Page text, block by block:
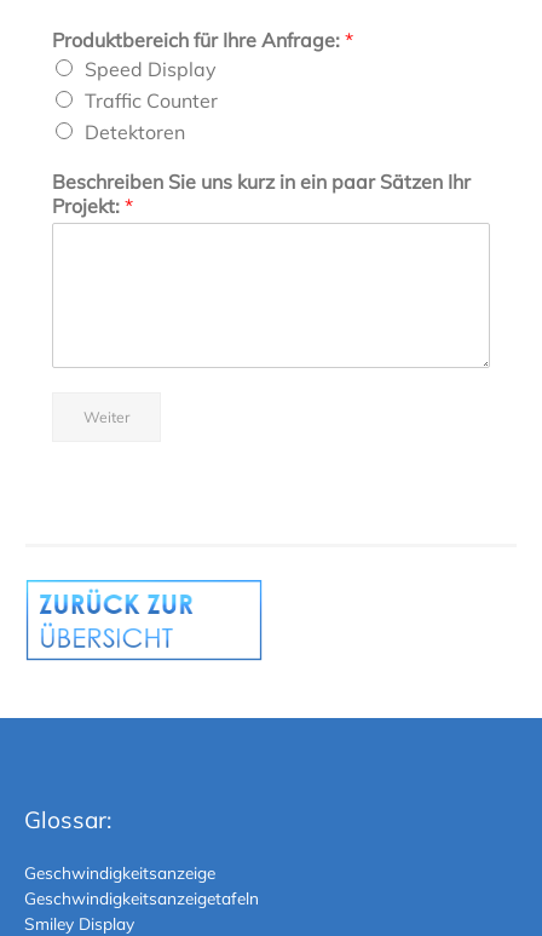
Produktbereich für Ihre Anfrage: *
Speed Display
Traffic Counter
Detektoren
Beschreiben Sie uns kurz in ein paar Sätzen Ihr
Projekt: *
Weiter
Glossar:
Geschwindigkeitsanzeige
Geschwindigkeitsanzeigetafeln
Smiley Display